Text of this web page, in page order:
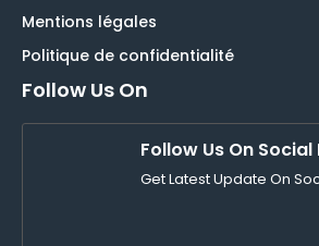
Mentions légales
Politique de confidentialité
Follow Us On
Follow Us On
Get Latest Update On